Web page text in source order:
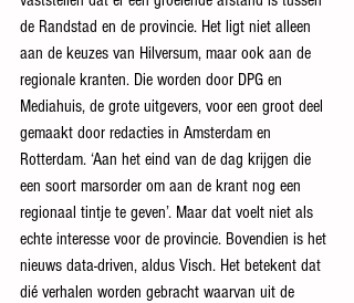
de Randstad en de provincie. Het ligt niet alleen
aan de keuzes van Hilversum, maar ook aan de
regionale kranten. Die worden door DPG en
Mediahuis, de grote uitgevers, voor een groot deel
gemaakt door redacties in Amsterdam en
Rotterdam. ‘Aan het eind van de dag krijgen die
een soort marsorder om aan de krant nog een
regionaal tintje te geven’. Maar dat voelt niet als
echte interesse voor de provincie. Bovendien is het
nieuws data-driven, aldus Visch. Het betekent dat
dié verhalen worden gebracht waarvan uit de